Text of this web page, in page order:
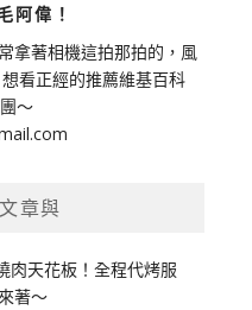
阿偉！
拿著相機這拍那拍的，風
看正經的推薦維基百科
～
章與
肉天花板！全程代烤服
著～